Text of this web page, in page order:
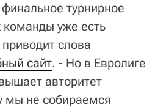
турнирное
команды уже есть
слова
сайт. - Но в Евролиге
авторитет
мы не собираемся